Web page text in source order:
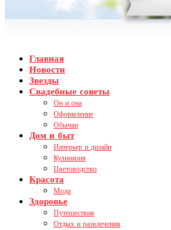
Главная
Новости
Звезды
Свадебные советы
Он и она
Оформление
Обычаи
Дом и быт
Интерьер и дизайн
Кулинария
Цветоводство
Красота
Мода
Здоровье
Путешествия
Отдых и развлечения